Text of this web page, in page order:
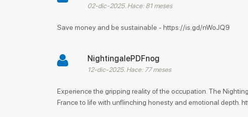
02-dic-2025. Hace: 81 meses
Save money and be sustainable - https://is.gd/nWoJQ9
NightingalePDFnog
12-dic-2025. Hace: 77 meses
Experience the gripping reality of the occupation. The
France to life with unflinching honesty and emotional depth.